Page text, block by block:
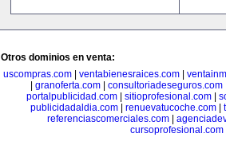
Otros dominios en venta:
uscompras.com| ventabienesraices.com|
granoferta.com| consultoriadeseguros.com
portalpublicidad.com
sitioprofesional.com
publicidadaldia.com| renuevatucoche.com|
referenciascomerciales.com
cursoprofesional.com